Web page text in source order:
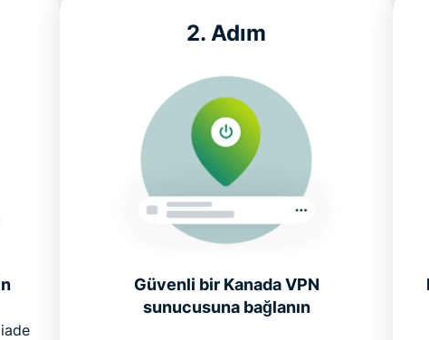
2. Adım
Güvenli bir Kanada VPN
sunucusuna bağlanın